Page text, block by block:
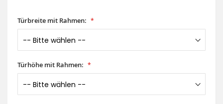
Türbreite mit Rahmen:
Türhöhe mit Rahmen: